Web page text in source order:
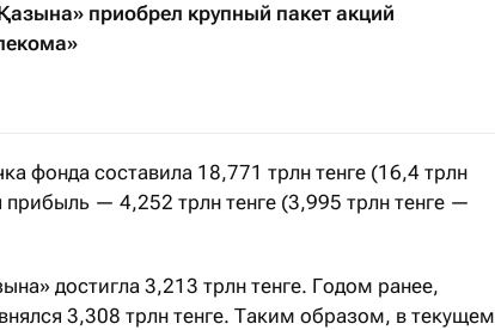
приобрел крупный пакет акций
фонда составила 18,771 трлн тенге (16,4 трлн
прибыль — 4,252 трлн тенге (3,995 трлн тенге —
достигла 3,213 трлн тенге. Годом ранее,
3,308 трлн тенге. Таким образом, в текущем